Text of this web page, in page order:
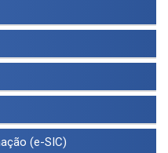
(e-SIC)